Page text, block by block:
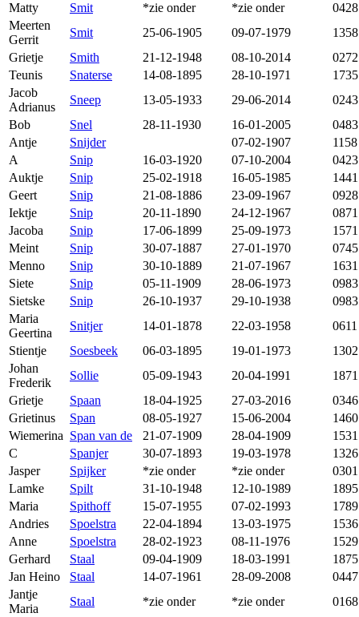
Matty
Smit *zie onder *zie onder
0428
Meerten
Gerrit
Smit 25-06-1905 09-07-1979
1358
Grietje
Smith 21-12-1948 08-10-2014
0272
Teunis
Snaterse 14-08-1895 28-10-1971
1735
Jacob
Adrianus
Sneep 13-05-1933 29-06-2014
0243
Bob
Snel 28-11-1930 16-01-2005
0483
Antje
Snijder 07-02-1907
1158
A
Snip 16-03-1920 07-10-2004
0423
Auktje
Snip 25-02-1918 16-05-1985
1441
Geert
Snip 21-08-1886 23-09-1967
0928
Iektje
Snip 20-11-1890 24-12-1967
0871
Jacoba
Snip 17-06-1899 25-09-1973
1571
Meint
Snip 30-07-1887 27-01-1970
0745
Menno
Snip 30-10-1889 21-07-1967
1631
Siete
Snip 05-11-1909 28-06-1973
0983
Sietske
Snip 26-10-1937 29-10-1938
0983
Maria
Geertina
Snitjer 14-01-1878 22-03-1958
0611
Stientje
Soesbeek 06-03-1895 19-01-1973
1302
Johan
Frederik
Sollie 05-09-1943 20-04-1991
1871
Grietje
Spaan 18-04-1925 27-03-2016
0346
Grietinus
Span 08-05-1927 15-06-2004
1460
Wiemerina Span van de 21-07-1909 28-04-1909
1531
C
Spanjer 30-07-1893 19-03-1978
1326
Jasper
Spijker *zie onder *zie onder
0301
Lamke
Spilt 31-10-1948 12-10-1989
1895
Maria
Spithoff 15-07-1955 07-02-1993
1789
Andries
Spoelstra 22-04-1894 13-03-1975
1536
Anne
Spoelstra 28-02-1923 08-11-1976
1529
Gerhard
Staal 09-04-1909 18-03-1991
1875
Jan Heino
Staal 14-07-1961 28-09-2008
0447
Jantje
Maria
Staal *zie onder *zie onder
0168